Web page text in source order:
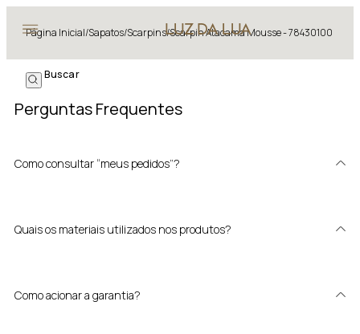
Página Inicial/Sapatos/Scarpins/Scarpin Atacama Mousse - 78430100
Perguntas Frequentes
Como consultar “meus pedidos”?
Quais os materiais utilizados nos produtos?
Como acionar a garantia?